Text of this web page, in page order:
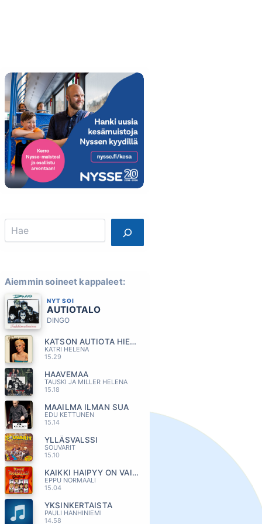
Search
Aiemmin soineet kappaleet:
NYT SOI
AUTIOTALO
DINGO
KATSON AUTIOTA HIEKKARANTAA
KATRI HELENA
15.29
HAAVEMAA
TAUSKI JA MILLER HELENA
15.18
MAAILMA ILMAN SUA
EDU KETTUNEN
15.14
YLLÄSVALSSI
SOUVARIT
15.10
KAIKKI HAIPYY ON VAIN NYT
EPPU NORMAALI
15.04
YKSINKERTAISTA
PAULI HANHINIEMI
14.58